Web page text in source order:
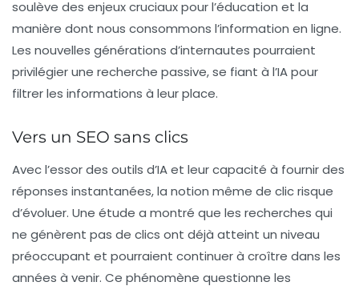
soulève des enjeux cruciaux pourl’éducation et la
manière dont nous consommons l’information en ligne.
Les nouvelles générations d’internautes pourraient
privilégier une recherche passive, se fiant à l’IA pour
filtrer les informations à leur place.
Vers un SEO sans clics
Avec l’essor des outils d’IA et leur capacité à fournir des
réponses instantanées, la notion même de clic risque
d’évoluer. Une étude a montré que les recherches qui
ne génèrent pas de clics ont déjà atteint un niveau
préoccupant et pourraient continuer à croître dans les
années à venir. Ce phénomène questionne les